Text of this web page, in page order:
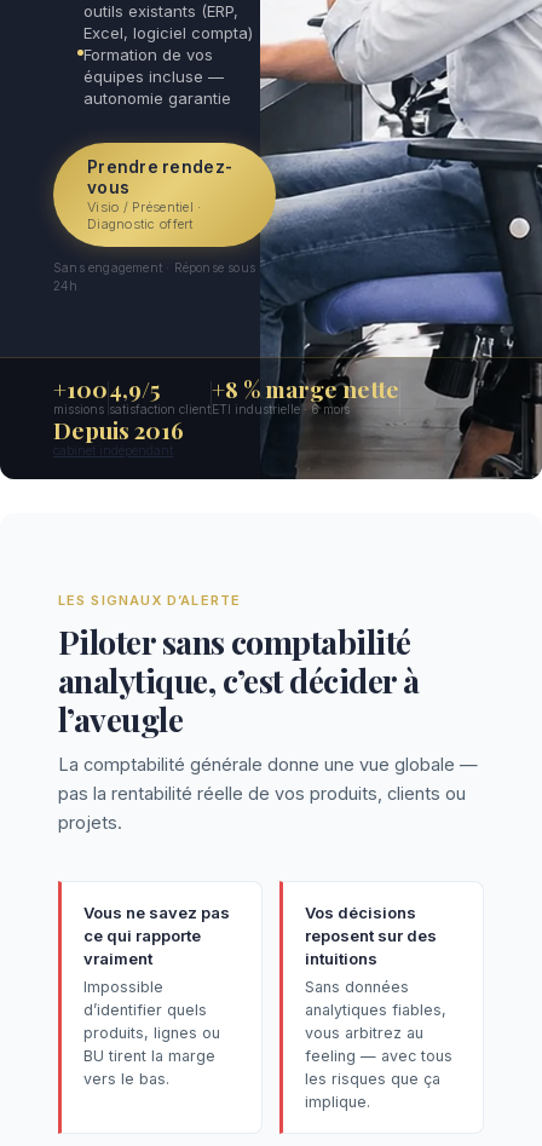
outils existants (ERP,
Excel, logiciel compta)
Formation de vos
équipes incluse —
autonomie garantie
Prendre rendez-
vous
Visio / Présentiel ·
Diagnostic offert
Sans engagement · Réponse sous
24h
+100
missions
4,9/5
satisfaction client
+8 % marge nette
ETI industrielle · 6 mois
Depuis 2016
cabinet indépendant
LES SIGNAUX D’ALERTE
Piloter sans comptabilité
analytique, c’est décider à
l’aveugle
La comptabilité générale donne une vue globale —
pas la rentabilité réelle de vos produits, clients ou
projets.
Vous ne savez pas
ce qui rapporte
vraiment
Impossible
d’identifier quels
produits, lignes ou
BU tirent la marge
vers le bas.
Vos décisions
reposent sur des
intuitions
Sans données
analytiques fiables,
vous arbitrez au
feeling — avec tous
les risques que ça
implique.